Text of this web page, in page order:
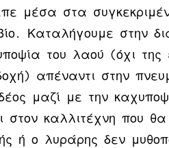
μέσα στα
Καταλήγουμε στην
του λαού (όχι της
απέναντι στην
μαζί με την
καλλιτέχνη που
ή ο λυράρης δεν